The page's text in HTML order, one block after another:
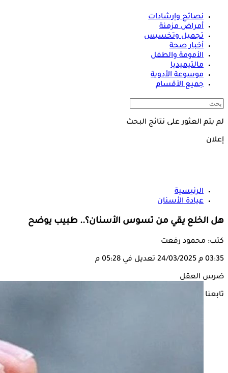
نصائح وإرشادات
أمراض مزمنة
تجميل وتخسيس
أخبار صحة
الأمومة والطفل
مالتيميديا
موسوعة الأدوية
جميع الأقسام
لم يتم العثور على نتائج البحث
إعلان
الرئيسية
عيادة الأسنان
هل الخلع يقي من تسوس الأسنان؟.. طبيب يوضح
كتب: محمود رفعت
03:35 م 24/03/2025 تعديل في 05:28 م
ضرس العقل
تابعنا على